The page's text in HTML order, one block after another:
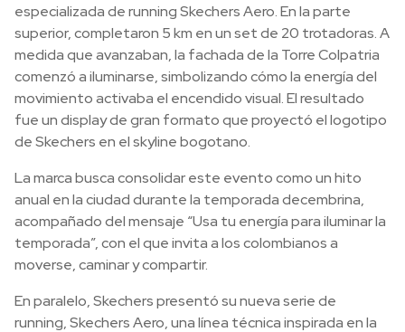
especializada de running Skechers Aero. En la parte
superior, completaron 5 km en un set de 20 trotadoras. A
medida que avanzaban, la fachada de la Torre Colpatria
comenzó a iluminarse, simbolizando cómo la energía del
movimiento activaba el encendido visual. El resultado
fue un display de gran formato que proyectó el logotipo
de Skechers en el skyline bogotano.
La marca busca consolidar este evento como un hito
anual en la ciudad durante la temporada decembrina,
acompañado del mensaje “Usa tu energía para iluminar la
temporada”, con el que invita a los colombianos a
moverse, caminar y compartir.
En paralelo, Skechers presentó su nueva serie de
running, Skechers Aero, una línea técnica inspirada en la